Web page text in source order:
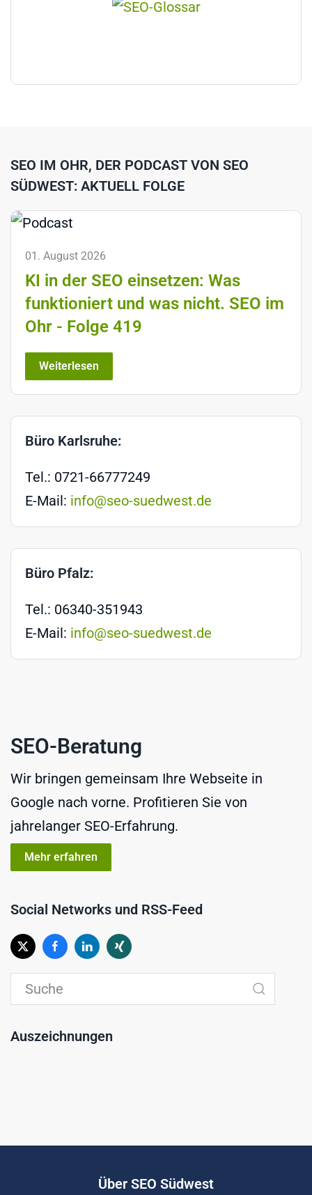
SEO IM OHR, DER PODCAST VON SEO
SÜDWEST: AKTUELL FOLGE
01. August 2026
KI in der SEO einsetzen: Was
funktioniert und was nicht. SEO im
Ohr - Folge 419
Weiterlesen
Büro Karlsruhe:
Tel.: 0721-66777249
E-Mail: info@seo-suedwest.de
Büro Pfalz:
Tel.: 06340-351943
E-Mail: info@seo-suedwest.de
SEO-Beratung
Wir bringen gemeinsam Ihre Webseite in
Google nach vorne. Profitieren Sie von
jahrelanger SEO-Erfahrung.
Mehr erfahren
Social Networks und RSS-Feed
Auszeichnungen
Über SEO Südwest